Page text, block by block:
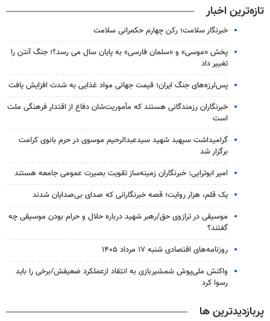
تازه‌ترین اخبار
خبرنگار سلامت؛ رکن چهارم حکمرانی سلامت
پخش «موسی» و «سلمان فارسی» به پایان سال می رسد؟؛ جنگ آنتن را
تغییر داد
پس‌لرزه‌های جنگ ایران؛ قیمت جهانی مواد غذایی به شدت افزایش یافت
خبرنگاران رزمندگانی هستند که مأموریت‌شان دفاع از اقتدار فرهنگی ملت
است
گرامیداشت سپهبد شهید سیدعبدالرحیم موسوی در حرم بانوی کرامت
برگزار شد
امیر ابوترابی: خبرنگاران زمینه‌ساز تقویت بصیرت عمومی جامعه هستند
یک قلم، هزار روایت؛ قصه خبرنگارانی که صدای بی‌صدایان شدند
موسیقی در ترازوی حق/رهبر شهید درباره حلال و حرام بودن موسیقی چه
گفتند؟
روزنامه‌های اقتصادی شنبه ۱۷ مرداد ۱۴۰۵
واکنش ملی‌پوش شمشیربازی به انتقاد ازعملکرد ضعیفش/برخی را باید
رسوا کرد
پربازدیدترین ها